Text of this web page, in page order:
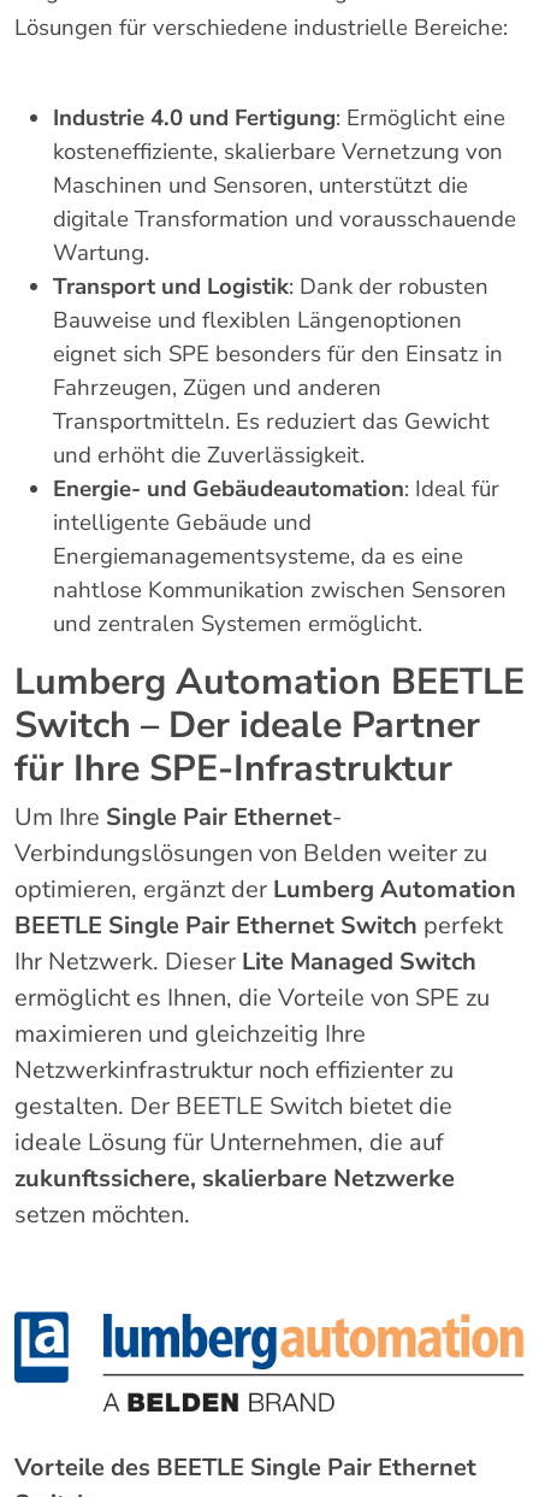
Lösungen für verschiedene industrielle Bereiche:
Industrie 4.0 und Fertigung: Ermöglicht eine
kosteneffiziente, skalierbare Vernetzung von
Maschinen und Sensoren, unterstützt die
digitale Transformation und vorausschauende
Wartung.
Transport und Logistik: Dank der robusten
Bauweise und flexiblen Längenoptionen
eignet sich SPE besonders für den Einsatz in
Fahrzeugen, Zügen und anderen
Transportmitteln. Es reduziert das Gewicht
und erhöht die Zuverlässigkeit.
Energie- und Gebäudeautomation: Ideal für
intelligente Gebäude und
Energiemanagementsysteme, da es eine
nahtlose Kommunikation zwischen Sensoren
und zentralen Systemen ermöglicht.
Lumberg Automation BEETLE
Switch – Der ideale Partner
für Ihre SPE-Infrastruktur
Um Ihre Single Pair Ethernet-
Verbindungslösungen von Belden weiter zu
optimieren, ergänzt der Lumberg Automation
BEETLE Single Pair Ethernet Switch perfekt
Ihr Netzwerk. Dieser Lite Managed Switch
ermöglicht es Ihnen, die Vorteile von SPE zu
maximieren und gleichzeitig Ihre
Netzwerkinfrastruktur noch effizienter zu
gestalten. Der BEETLE Switch bietet die
ideale Lösung für Unternehmen, die auf
zukunftssichere, skalierbare Netzwerke
setzen möchten.
Vorteile des BEETLE Single Pair Ethernet